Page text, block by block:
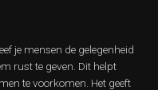
je mensen de gelegenheid
rust te geven. Dit helpt
te voorkomen. Het geeft